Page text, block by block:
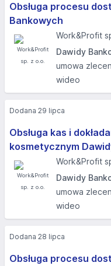
Obsługa procesu
Bankowych
Work&Profit
Dawidy
umowa
wideo
Obsługa kas i
kosmetycznym
Work&Profit
Dawidy
umowa
wideo
Dodana 29 lipca
Obsługa procesu
Dodana 28 lipca